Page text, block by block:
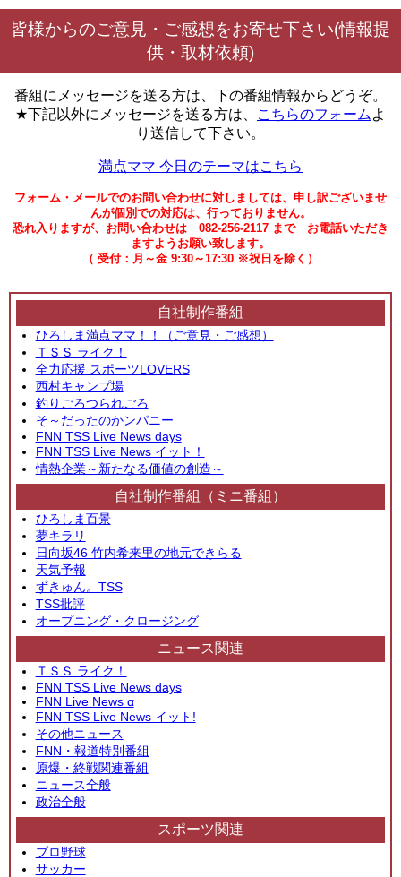
皆様からのご意見・ご感想をお寄せ下さい(情報提
供・取材依頼)
番組にメッセージを送る方は、下の番組情報からどうぞ。
★下記以外にメッセージを送る方は、
こちらのフォーム よ
り送信して下さい。
満点ママ 今日のテーマはこちら
フォーム・メールでのお問い合わせに対しましては、申し訳ございませ
んが個別での対応は、行っておりません。
恐れ入りますが、お問い合わせは 082-256-2117 まで お電話いただき
ますようお願い致します。
（ 受付：月～金 9:30～17:30 ※祝日を除く）
自社制作番組
ひろしま満点ママ！！（ご意見・ご感想）
ＴＳＳ ライク！
全力応援 スポーツLOVERS
西村キャンプ場
釣りごろつられごろ
そ～だったのかンパニー
FNN TSS Live News days
FNN TSS Live News イット！
情熱企業～新たなる価値の創造～
自社制作番組（ミニ番組）
ひろしま百景
夢キラリ
日向坂46 竹内希来里の地元できらる
天気予報
ずきゅん。TSS
TSS批評
オープニング・クロージング
ニュース関連
ＴＳＳ ライク！
FNN TSS Live News days
FNN Live News α
FNN TSS Live News イット!
その他ニュース
FNN・報道特別番組
原爆・終戦関連番組
ニュース全般
政治全般
スポーツ関連
プロ野球
サッカー